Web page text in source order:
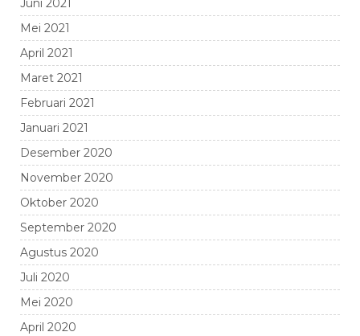
Juni 2021
Mei 2021
April 2021
Maret 2021
Februari 2021
Januari 2021
Desember 2020
November 2020
Oktober 2020
September 2020
Agustus 2020
Juli 2020
Mei 2020
April 2020